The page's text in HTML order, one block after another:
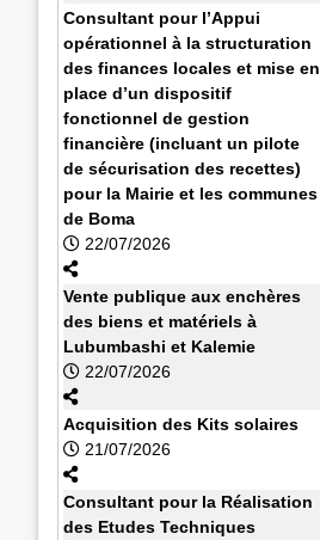
Consultant pour l’Appui
opérationnel à la structuration
des finances locales et mise en
place d’un dispositif
fonctionnel de gestion
financière (incluant un pilote
de sécurisation des recettes)
pour la Mairie et les communes
de Boma
22/07/2026
Vente publique aux enchères
des biens et matériels à
Lubumbashi et Kalemie
22/07/2026
Acquisition des Kits solaires
21/07/2026
Consultant pour la Réalisation
des Etudes Techniques